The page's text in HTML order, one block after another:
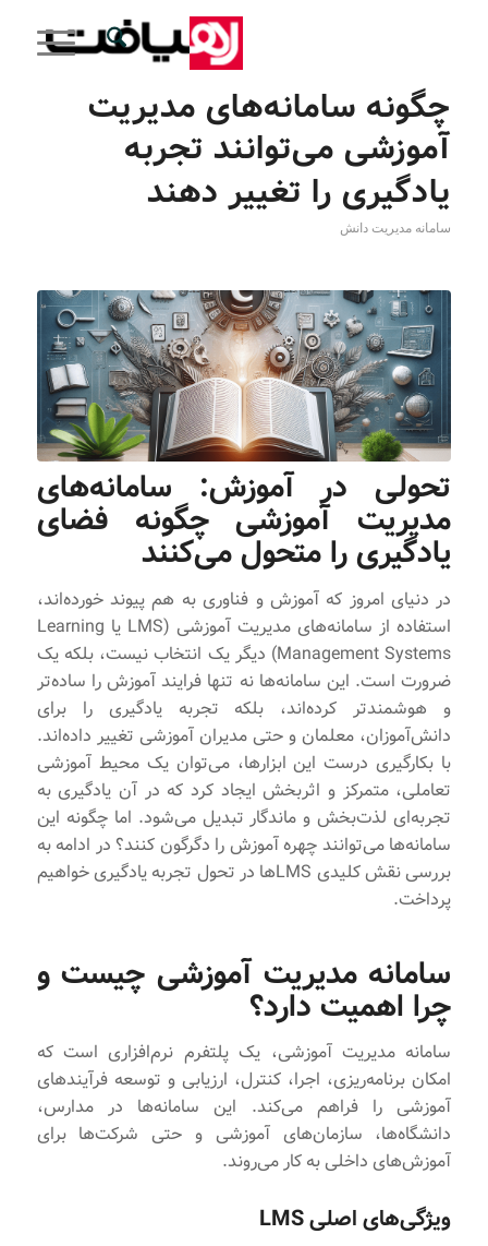
چگونه سامانه‌های مدیریت
آموزشی می‌توانند تجربه
یادگیری را تغییر دهند
سامانه مدیریت دانش
تحولی در آموزش: سامانه‌های
مدیریت آموزشی چگونه فضای
یادگیری را متحول می‌کنند
در دنیای امروز که آموزش و فناوری به هم پیوند خورده‌اند،
استفاده از سامانه‌های مدیریت آموزشی (LMS یا Learning
Management Systems) دیگر یک انتخاب نیست، بلکه یک
ضرورت است. این سامانه‌ها نه تنها فرایند آموزش را ساده‌تر
و هوشمندتر کرده‌اند، بلکه تجربه یادگیری را برای
دانش‌آموزان، معلمان و حتی مدیران آموزشی تغییر داده‌اند.
با بکارگیری درست این ابزارها، می‌توان یک محیط آموزشی
تعاملی، متمرکز و اثربخش ایجاد کرد که در آن یادگیری به
تجربه‌ای لذت‌بخش و ماندگار تبدیل می‌شود. اما چگونه این
سامانه‌ها می‌توانند چهره آموزش را دگرگون کنند؟ در ادامه به
بررسی نقش کلیدی LMSها در تحول تجربه یادگیری خواهیم
پرداخت.
سامانه مدیریت آموزشی چیست و
چرا اهمیت دارد؟
سامانه مدیریت آموزشی، یک پلتفرم نرم‌افزاری است که
امکان برنامه‌ریزی، اجرا، کنترل، ارزیابی و توسعه فرآیندهای
آموزشی را فراهم می‌کند. این سامانه‌ها در مدارس،
دانشگاه‌ها، سازمان‌های آموزشی و حتی شرکت‌ها برای
آموزش‌های داخلی به کار می‌روند.
ویژگی‌های اصلی LMS